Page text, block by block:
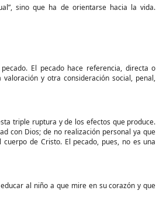
sino que ha de orientarse hacia la vida.
El pecado hace referencia, directa o
y otra consideración social, penal,
triple ruptura y de los efectos que produce.
con Dios; de no realización personal ya que
de Cristo. El pecado, pues, no es una
al niño a que mire en su corazón y que